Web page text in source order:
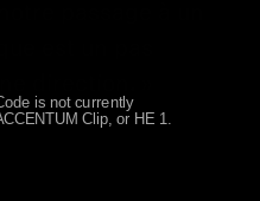
passage à un
est un pas
is not currently
Clip, or HE 1.